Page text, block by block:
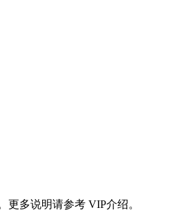
多说明请参考 VIP介绍。